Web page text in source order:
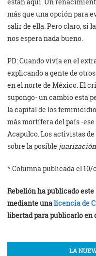
más que una opción para
salir de ella. Pero claro, si
nos espera nada bueno.
PD: Cuando vivía en el
explicando a gente de
en el norte de México. El
supongo- un cambio esta
la capital de los
más mortífera del país -
Acapulco. Los activistas
sobre la posible juarización
* Columna publicada el 10/
Rebelión ha publicado
mediante unalicencia de
libertad para publicarlo en
LA